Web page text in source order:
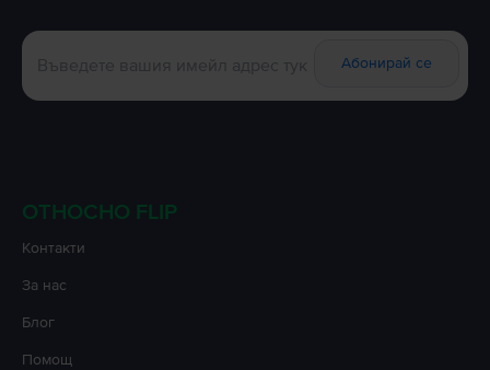
Абонирай се
ОТНОСНО FLIP
Контакти
За нас
Блог
Помощ